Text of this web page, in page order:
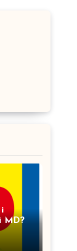
i
MD?